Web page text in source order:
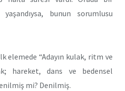
bunun sorumlusu
elemede “Adayın kulak, ritm ve
hareket, dans ve bedensel
mi? Denilmiş.